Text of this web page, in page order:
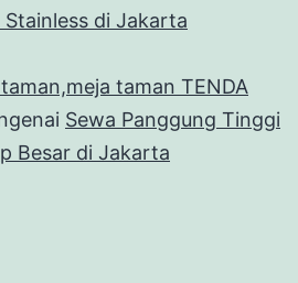
Stainless di Jakarta
taman TENDA
Sewa Panggung Tinggi
Besar di Jakarta